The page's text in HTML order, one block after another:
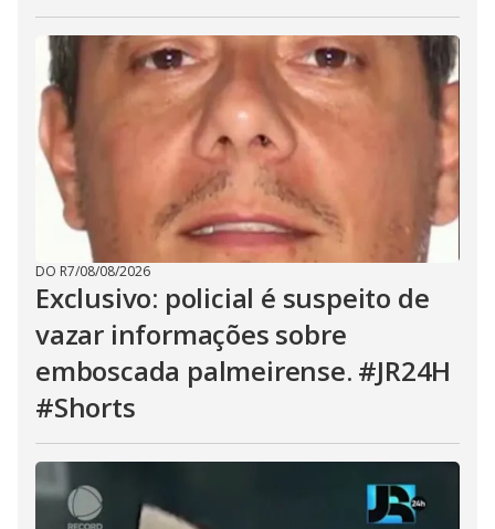
DO R7/08/08/2026
Exclusivo: policial é suspeito de
vazar informações sobre
emboscada palmeirense. #JR24H
#Shorts